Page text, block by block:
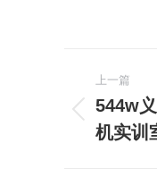
章
上一篇
上
一
544w
机实训